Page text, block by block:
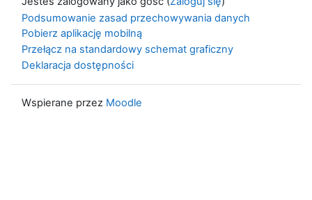
Podsumowanie zasad przechowywania danych
Pobierz aplikację mobilną
Przełącz na standardowy schemat graficzny
Deklaracja dostępności
Wspierane przez Moodle